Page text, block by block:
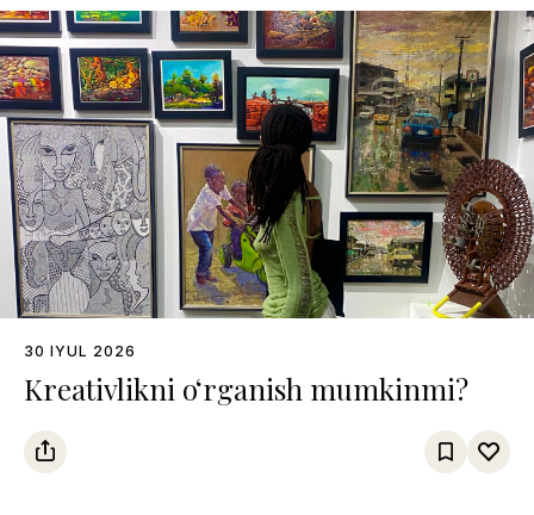
30 IYUL 2026
Kreativlikni o‘rganish mumkinmi?